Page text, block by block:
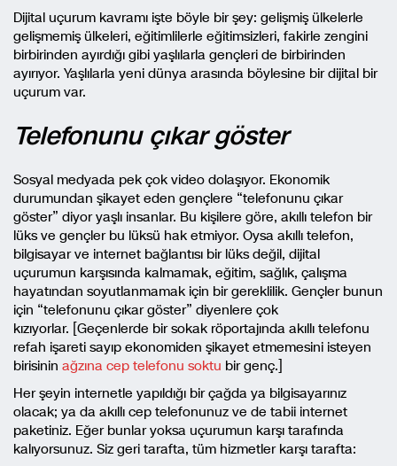
Dijital uçurum kavramı işte böyle bir şey: gelişmiş ülkelerle
gelişmemiş ülkeleri, eğitimlilerle eğitimsizleri, fakirle zengini
birbirinden ayırdığı gibi yaşlılarla gençleri de birbirinden
ayırıyor. Yaşlılarla yeni dünya arasında böylesine bir dijital bir
uçurum var.
Telefonunu çıkar göster
Sosyal medyada pek çok video dolaşıyor. Ekonomik
durumundan şikayet eden gençlere “telefonunu çıkar
göster” diyor yaşlı insanlar. Bu kişilere göre, akıllı telefon bir
lüks ve gençler bu lüksü hak etmiyor. Oysa akıllı telefon,
bilgisayar ve internet bağlantısı bir lüks değil, dijital
uçurumun karşısında kalmamak, eğitim, sağlık, çalışma
hayatından soyutlanmamak için bir gereklilik. Gençler bunun
için “telefonunu çıkar göster” diyenlere çok
kızıyorlar. [Geçenlerde bir sokak röportajında akıllı telefonu
refah işareti sayıp ekonomiden şikayet etmemesini isteyen
birisinin ağzına cep telefonu soktu bir genç.]
Her şeyin internetle yapıldığı bir çağda ya bilgisayarınız
olacak; ya da akıllı cep telefonunuz ve de tabii internet
paketiniz. Eğer bunlar yoksa uçurumun karşı tarafında
kalıyorsunuz. Siz geri tarafta, tüm hizmetler karşı tarafta: